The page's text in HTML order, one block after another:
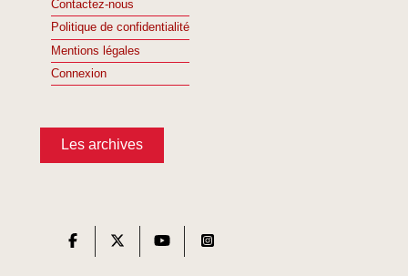
Contactez-nous
Politique de confidentialité
Mentions légales
Connexion
Les archives